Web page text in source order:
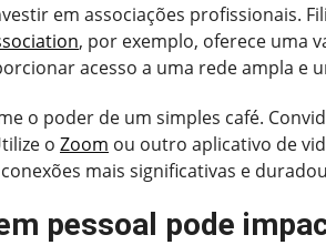
em associações profissionais.
, por exemplo, oferece uma
acesso a uma rede ampla e
o poder de um simples café.
o Zoom ou outro aplicativo de
mais significativas e
pessoal pode